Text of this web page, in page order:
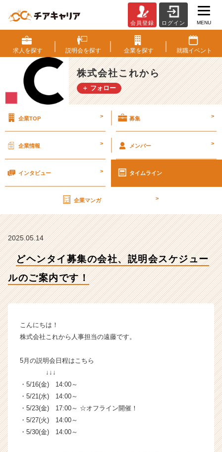
ヘ
ン
タ
イ
募
集
説
ス
ー
ル
内
で
す！
【株
れ
ら
ラ
会員登録 ログイン MENU
求人を探す 説明会を探す 企業を探す 就職イベント
株式会社これから
＋ フォロー
企業TOP > 募集 >
企業情報 > メンバー >
インタビュー > タイムライン
企業マンガ >
2025.05.14
どヘンタイ募集の会社、説明会スケジュー
ルのご案内です！
こんにちは！
株式会社これから人事担当の遠藤です。
5月の説明会日程はこちら
↓↓↓
・5/16(金) 14:00～
・5/21(水) 14:00～
・5/23(金) 17:00～ ☆オフライン開催！
・5/27(火) 14:00～
・5/30(金) 14:00～